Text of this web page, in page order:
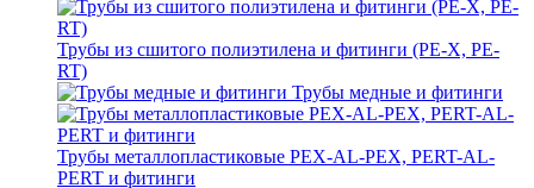
Трубы из сшитого полиэтилена и фитинги (PE-X, PE-
RT)
Трубы медные и фитинги
Трубы металлопластиковые PEX-AL-PEX, PERT-AL-
PERT и фитинги